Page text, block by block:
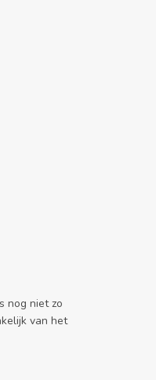
nog niet zo
van het